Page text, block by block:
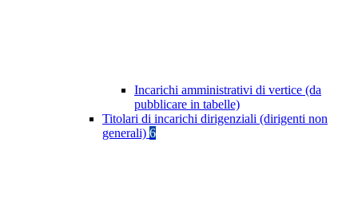
Incarichi amministrativi di vertice (da
pubblicare in tabelle)
Titolari di incarichi dirigenziali (dirigenti non
generali) 6